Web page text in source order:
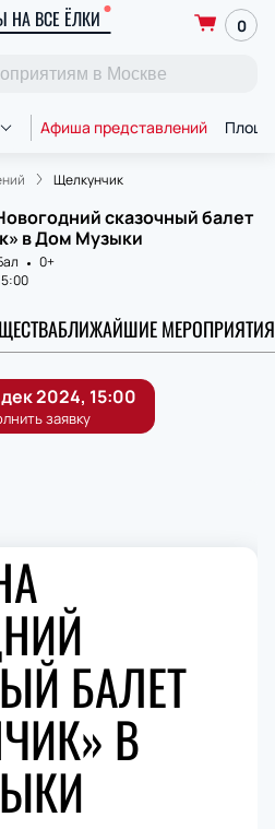
НА ВСЕ ЁЛКИ 0
Афиша представлений
Щелкунчик
сказочный балет
в Дом Музыки
0+
БЛИЖАЙШИЕ МЕРОПРИЯТИЯ
БАЛЕТ
В